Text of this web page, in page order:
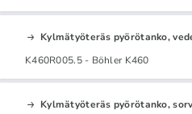
Kylmätyöteräs pyörötanko,
K460R005.5 - Böhler K460
Kylmätyöteräs pyörötanko,